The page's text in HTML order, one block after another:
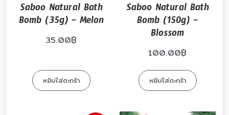
Saboo Natural Bath
Bomb (35g) – Melon
35.00฿
หยิบใส่ตะกร้า
Saboo Natural Bath
Bomb (150g) –
Blossom
100.00฿
หยิบใส่ตะกร้า